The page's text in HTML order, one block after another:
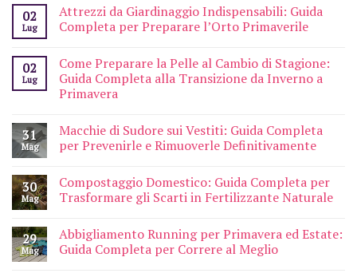
02
Lug
Attrezzi da Giardinaggio Indispensabili: Guida
Completa per Preparare l’Orto Primaverile
02
Lug
Come Preparare la Pelle al Cambio di Stagione:
Guida Completa alla Transizione da Inverno a
Primavera
31
Mag
Macchie di Sudore sui Vestiti: Guida Completa
per Prevenirle e Rimuoverle Definitivamente
30
Mag
Compostaggio Domestico: Guida Completa per
Trasformare gli Scarti in Fertilizzante Naturale
29
Mag
Abbigliamento Running per Primavera ed Estate:
Guida Completa per Correre al Meglio